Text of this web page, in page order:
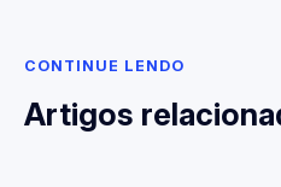
CONTINUE LENDO
Artigos